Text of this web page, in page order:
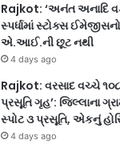
Rajkot: ‘અનંત અનાદિ
સ્પર્ધામાં સ્ટોક્સ
એ.આઈ.ની છૂટ નથી
4 days ago
Rajkot: વરસાદ વચ્ચે
પ્રસૂતિ ગૃહ’: જિલ્લાના
સ્પોટ ૩ પ્રસૂતિ, એકનું
4 days ago